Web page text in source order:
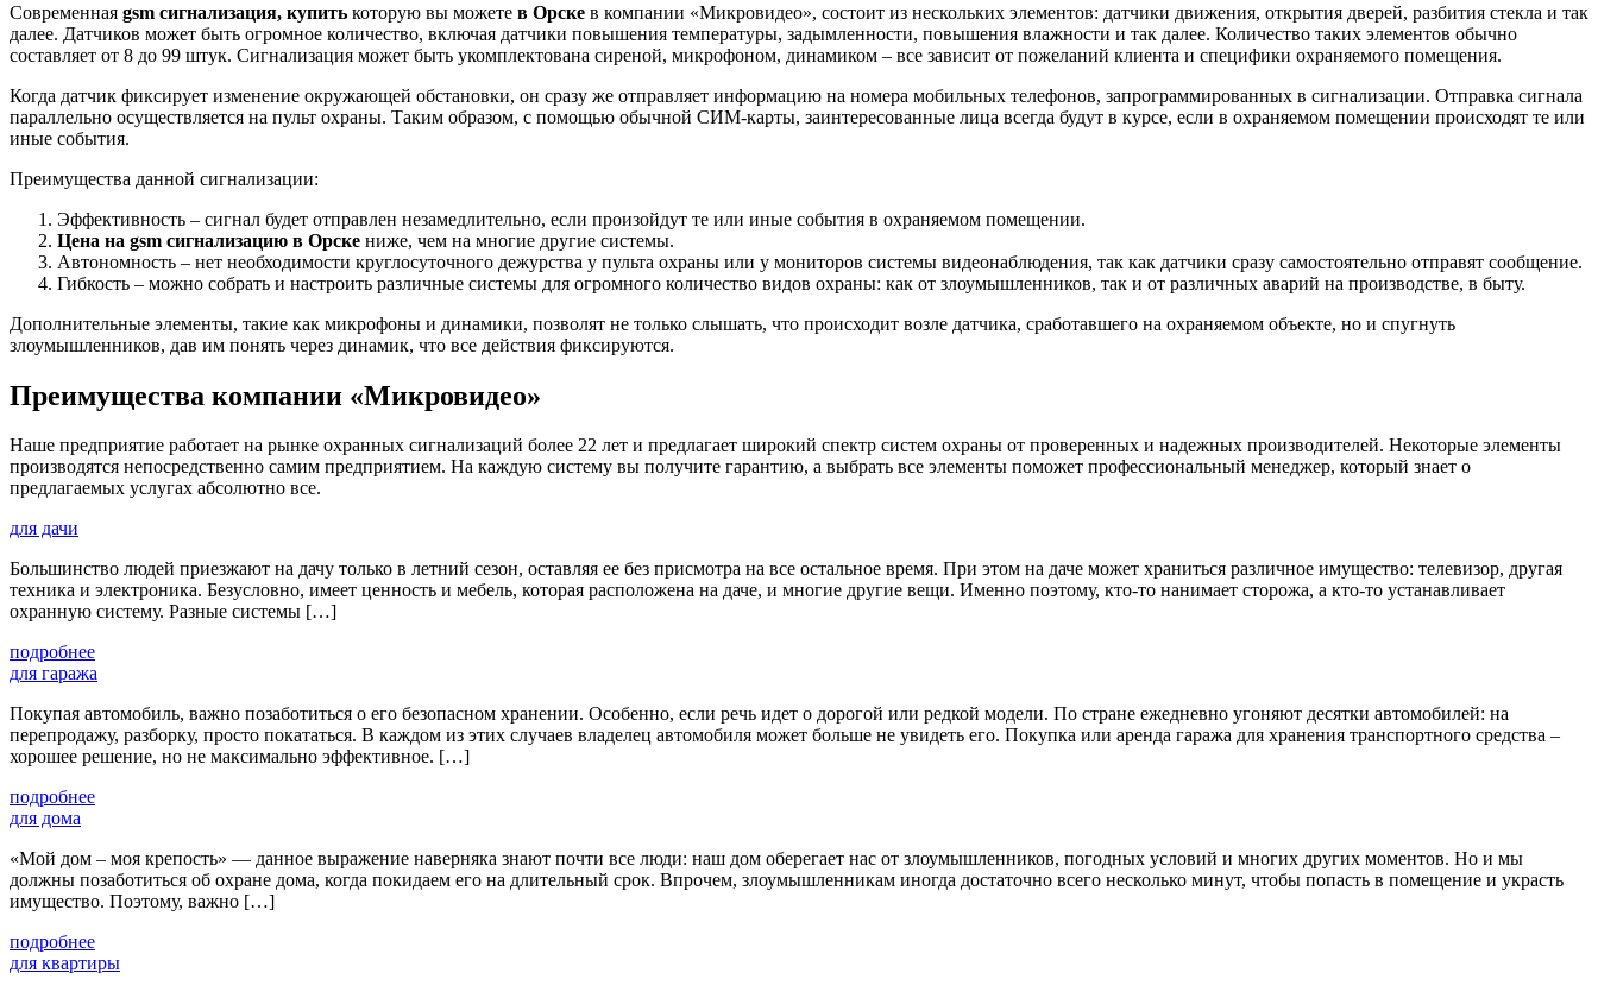
Современная gsm сигнализация, купить которую вы можете в Орске в компании «Микровидео», состоит из нескольких элементов: датчики движения, открытия дверей, разбития стекла и так
далее. Датчиков может быть огромное количество, включая датчики повышения температуры, задымленности, повышения влажности и так далее. Количество таких элементов обычно
составляет от 8 до 99 штук. Сигнализация может быть укомплектована сиреной, микрофоном, динамиком – все зависит от пожеланий клиента и специфики охраняемого помещения.
Когда датчик фиксирует изменение окружающей обстановки, он сразу же отправляет информацию на номера мобильных телефонов, запрограммированных в сигнализации. Отправка сигнала
параллельно осуществляется на пульт охраны. Таким образом, с помощью обычной СИМ-карты, заинтересованные лица всегда будут в курсе, если в охраняемом помещении происходят те или
иные события.
Преимущества данной сигнализации:
Эффективность – сигнал будет отправлен незамедлительно, если произойдут те или иные события в охраняемом помещении.
Цена на gsm сигнализацию в Орске ниже, чем на многие другие системы.
Автономность – нет необходимости круглосуточного дежурства у пульта охраны или у мониторов системы видеонаблюдения, так как датчики сразу самостоятельно отправят сообщение.
Гибкость – можно собрать и настроить различные системы для огромного количество видов охраны: как от злоумышленников, так и от различных аварий на производстве, в быту.
Дополнительные элементы, такие как микрофоны и динамики, позволят не только слышать, что происходит возле датчика, сработавшего на охраняемом объекте, но и спугнуть
злоумышленников, дав им понять через динамик, что все действия фиксируются.
Преимущества компании «Микровидео»
Наше предприятие работает на рынке охранных сигнализаций более 22 лет и предлагает широкий спектр систем охраны от проверенных и надежных производителей. Некоторые элементы
производятся непосредственно самим предприятием. На каждую систему вы получите гарантию, а выбрать все элементы поможет профессиональный менеджер, который знает о
предлагаемых услугах абсолютно все.
для дачи
Большинство людей приезжают на дачу только в летний сезон, оставляя ее без присмотра на все остальное время. При этом на даче может храниться различное имущество: телевизор, другая
техника и электроника. Безусловно, имеет ценность и мебель, которая расположена на даче, и многие другие вещи. Именно поэтому, кто-то нанимает сторожа, а кто-то устанавливает
охранную систему. Разные системы […]
подробнее
для гаража
Покупая автомобиль, важно позаботиться о его безопасном хранении. Особенно, если речь идет о дорогой или редкой модели. По стране ежедневно угоняют десятки автомобилей: на
перепродажу, разборку, просто покататься. В каждом из этих случаев владелец автомобиля может больше не увидеть его. Покупка или аренда гаража для хранения транспортного средства –
хорошее решение, но не максимально эффективное. […]
подробнее
для дома
«Мой дом – моя крепость» — данное выражение наверняка знают почти все люди: наш дом оберегает нас от злоумышленников, погодных условий и многих других моментов. Но и мы
должны позаботиться об охране дома, когда покидаем его на длительный срок. Впрочем, злоумышленникам иногда достаточно всего несколько минут, чтобы попасть в помещение и украсть
имущество. Поэтому, важно […]
подробнее
для квартиры